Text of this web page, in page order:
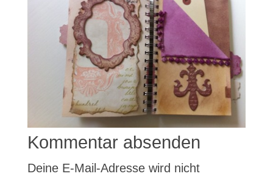
Kommentar absenden
Deine E-Mail-Adresse wird nicht